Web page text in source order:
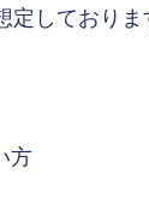
しており
方